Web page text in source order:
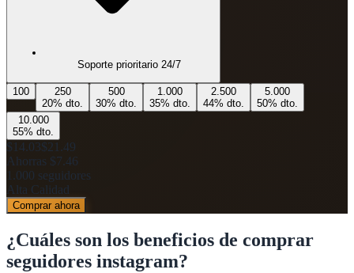
Soporte prioritario 24/7
100
250
20% dto.
500
30% dto.
1.000
35% dto.
2.500
44% dto.
5.000
50% dto.
10.000
55% dto.
$14.03$21.49
Ahorras $7.46
1.000 seguidores
Alta Calidad
Comprar ahora
¿Cuáles son los beneficios de comprar
seguidores instagram?